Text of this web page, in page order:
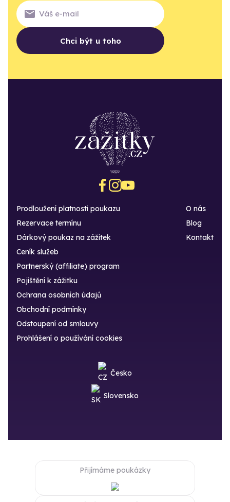
Chci být u toho
Prodloužení platnosti poukazu
Rezervace termínu
Dárkový poukaz na zážitek
O nás
Blog
Kontakt
Ceník služeb
Partnerský (affiliate) program
Pojištění k zážitku
Ochrana osobních údajů
Obchodní podmínky
Odstoupení od smlouvy
Prohlášení o používání cookies
Česko
Slovensko
Přijímáme poukázky